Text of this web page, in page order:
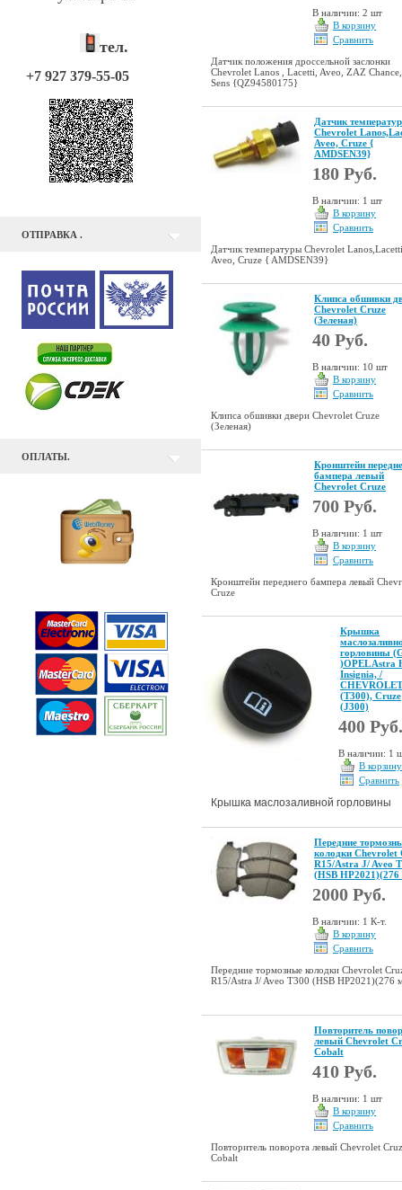
тел.
+7 927 379-55-05
ОТПРАВКА .
ОПЛАТЫ.
В наличии: 2 шт
В корзину
Сравнить
Датчик положения дроссельной заслонки
Chevrolet Lanos , Lacetti, Aveo, ZAZ Chance,
Sens {QZ94580175}
Датчик
Chevrolet
Aveo, Cruze {
AMDSEN39}
180 Руб.
В наличии: 1 шт
В корзину
Сравнить
Датчик температуры Chevrolet
Aveo, Cruze { AMDSEN39}
Клипса обшивки
Chevrolet Cruze
(Зеленая)
40 Руб.
В наличии: 10 шт
В корзину
Сравнить
Клипса обшивки двери Chevrolet Cruze
(Зеленая)
Кронштейн
бампера левый
Chevrolet Cruze
700 Руб.
В наличии: 1 шт
В корзину
Сравнить
Кронштейн переднего бампера левый
Cruze
Крышка
горловины
)OPEL Astra
Insignia, /
(T300), Cruze
(J300)
400 Руб.
В наличии: 1
В корзину
Сравнить
Крышка маслозаливной горловины
Передние
колодки Chevrolet
R15/Astra J/ Aveo
(HSB
2000 Руб.
В наличии: 1 К-т.
В корзину
Сравнить
Передние тормозные колодки Chevrolet
R15/Astra J/ Aveo T300 (HSB HP2021)(276
Повторитель
левый Chevrolet
Cobalt
410 Руб.
В наличии: 1 шт
В корзину
Сравнить
Повторитель поворота левый Chevrolet
Cobalt